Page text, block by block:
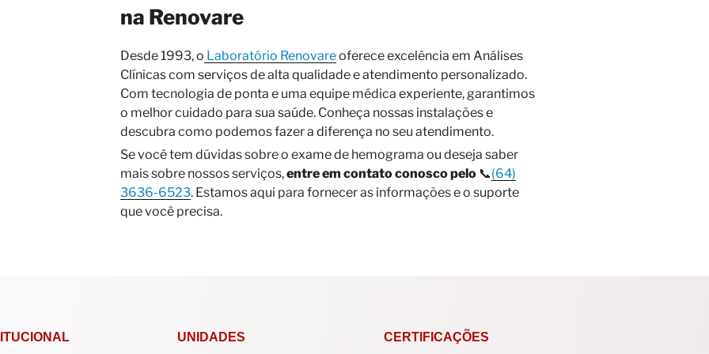
na Renovare
Desde 1993, o Laboratório Renovareoferece excelência em Análises
Clínicas com serviços de alta qualidade e atendimento personalizado.
Com tecnologia de ponta e uma equipe médica experiente, garantimos
o melhor cuidado para sua saúde. Conheça nossas instalações e
descubra como podemos fazer a diferença no seu atendimento.
Se você tem dúvidas sobre o exame de hemograma ou deseja saber
mais sobre nossos serviços,entre em contato conosco pelo📞(64)
3636-6523. Estamos aqui para fornecer as informações e o suporte
que você precisa.
UNIDADES CERTIFICAÇÕES